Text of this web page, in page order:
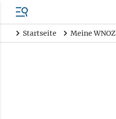
Startseite Meine WNOZ